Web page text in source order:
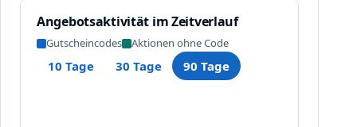
o
p
h
a
Angebotsaktivität im Zeitverlauf
Gutscheincodes Aktionen ohne Code
10 Tage 30 Tage 90 Tage